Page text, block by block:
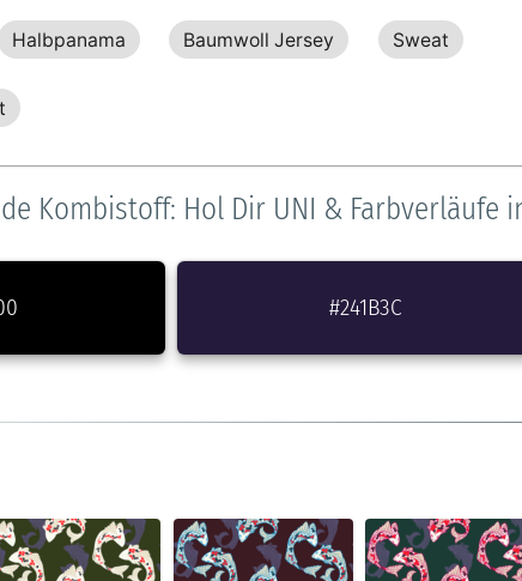
Halbpanama Baumwoll Jersey Sweat
Kombistoff: Hol Dir UNI & Farbverläufe
#241B3C